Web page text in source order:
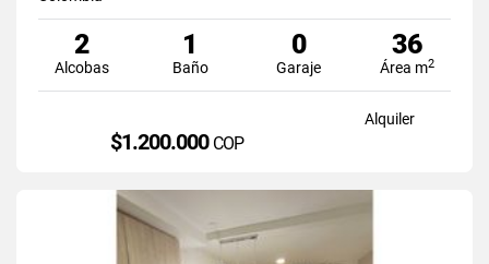
2
Alcobas
1
Baño
0
Garaje
36
Área m2
Alquiler
$1.200.000 COP